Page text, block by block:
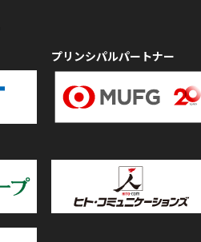
プリンシパルパートナー